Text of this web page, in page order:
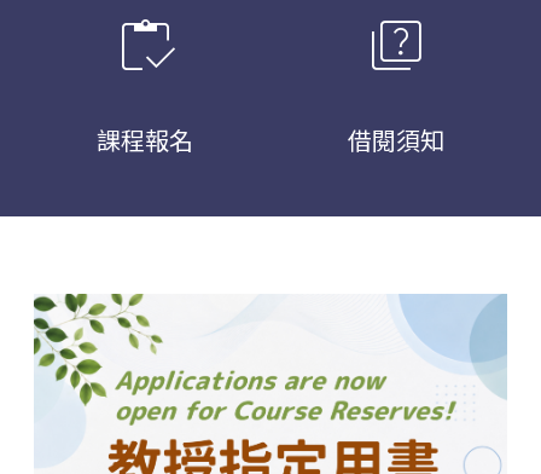
inventory
課程報名
quiz
借閱須知